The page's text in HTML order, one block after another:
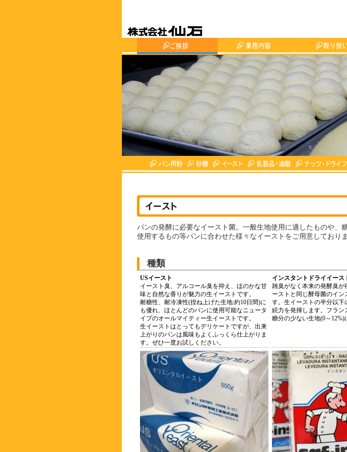
パンの発酵に必要なイースト菌。一般生地使用に適したものや
使用するもの等パンに合わせた様々なイーストをご用意しておりま
種類
USイースト
イースト臭、アルコール臭を抑え、ほのかな甘
味と自然な香りが魅力の生イーストです。
耐糖性、耐冷凍性(捏ね上げた生地:約10日間)に
も優れ、ほとんどのパンに使用可能なニュータ
イプのオールマイティー生イーストです。
生イーストはとってもデリケートですが、出来
上がりのパンは風味もよくふっくら仕上がりま
す。ぜひ一度お試しください。
インスタントドライイース
雑臭がなく本来の発酵臭が
ーストと同じ酵母菌のイン
す。生イーストの半分以下
続力を発揮します。フラン
糖分の少ない生地(0～12%)